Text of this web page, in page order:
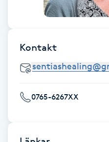
Fransborttagning
Fransfärgning
Fransförlängning
Fransförlängning Megavolym
Fransförlängning Volym
Kontakt
0765-6267XX